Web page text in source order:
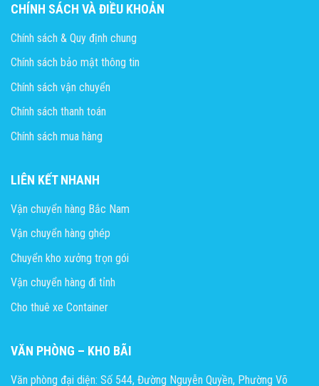
CHÍNH SÁCH VÀ ĐIỀU KHOẢN
Chính sách & Quy định chung
Chính sách bảo mật thông tin
Chính sách vận chuyển
Chính sách thanh toán
Chính sách mua hàng
LIÊN KẾT NHANH
Vận chuyển hàng Bắc Nam
Vận chuyển hàng ghép
Chuyển kho xưởng trọn gói
Vận chuyển hàng đi tỉnh
Cho thuê xe Container
VĂN PHÒNG – KHO BÃI
Văn phòng đại diện: Số 544, Đường Nguyễn Quyền, Phường Võ